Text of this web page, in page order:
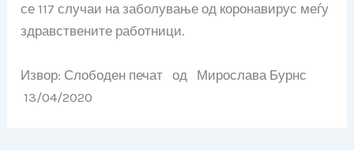
се 117 случаи на заболување од коронавирус меѓу
здравствените работници.
Извор: Слободен печатод Мирослава Бурнс
13/04/2020